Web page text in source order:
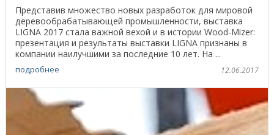
Представив множество новых разработок для мировой
деревообрабатывающей промышленности, выставка
LIGNA 2017 стала важной вехой и в истории Wood-Mizer:
презентация и результаты выставки LIGNA признаны в
компании наилучшими за последние 10 лет. На ...
подробнее 12.06.2017